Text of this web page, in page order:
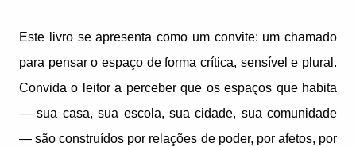
Este livro se apresenta como um convite: um chamado
para pensar o espaço de forma crítica, sensível e plural.
Convida o leitor a perceber que os espaços que habita
— sua casa, sua escola, sua cidade, sua comunidade
— são construídos por relações de poder, por afetos, por